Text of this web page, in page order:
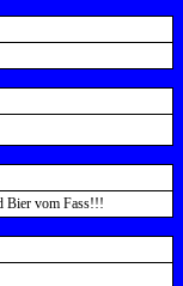
Bier vom Fass!!!